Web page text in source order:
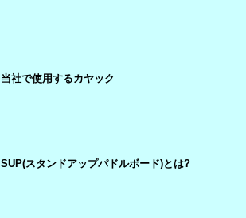
当社で使用するカヤック
SUP(スタンドアップパドルボード)とは?